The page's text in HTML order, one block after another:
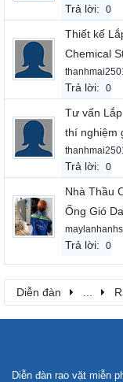
Trả lời: 0
Thiết kế
Chemical
Trả lời: 0
Tư vấn
thí nghiệm
Trả lời: 0
Nhà Thầu
Ống Gió
Trả lời: 0
Diễn đàn ...
Diễn đàn rao vặt miễn